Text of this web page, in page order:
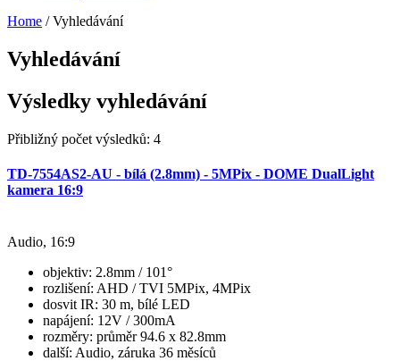
Home /Vyhledávání
Vyhledávání
Výsledky vyhledávání
Přibližný počet výsledků: 4
TD-7554AS2-AU - bílá (2.8mm) - 5MPix - DOME DualLight
kamera 16:9
Audio, 16:9
objektiv: 2.8mm / 101°
rozlišení: AHD / TVI 5MPix, 4MPix
dosvit IR: 30 m, bílé LED
napájení: 12V / 300mA
rozměry: průměr 94.6 x 82.8mm
další: Audio, záruka 36 měsíců